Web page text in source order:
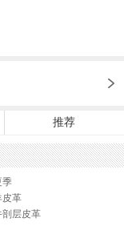
推荐
季
皮革
剖层皮革